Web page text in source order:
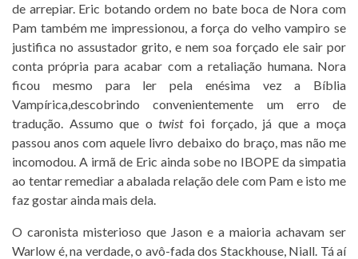
de arrepiar. Eric botando ordem no bate boca de Nora com
Pam também me impressionou, a força do velho vampiro se
justifica no assustador grito, e nem soa forçado ele sair por
conta própria para acabar com a retaliação humana. Nora
ficou mesmo para ler pela enésima vez a Bíblia
Vampírica,descobrindo convenientemente um erro de
tradução. Assumo que otwistfoi forçado, já que a moça
passou anos com aquele livro debaixo do braço, mas não me
incomodou. A irmã de Eric ainda sobe no IBOPE da simpatia
ao tentar remediar a abalada relação dele com Pam e isto me
faz gostar ainda mais dela.
O caronista misterioso que Jason e a maioria achavam ser
Warlow é, na verdade, o avô-fada dos Stackhouse, Niall. Tá aí